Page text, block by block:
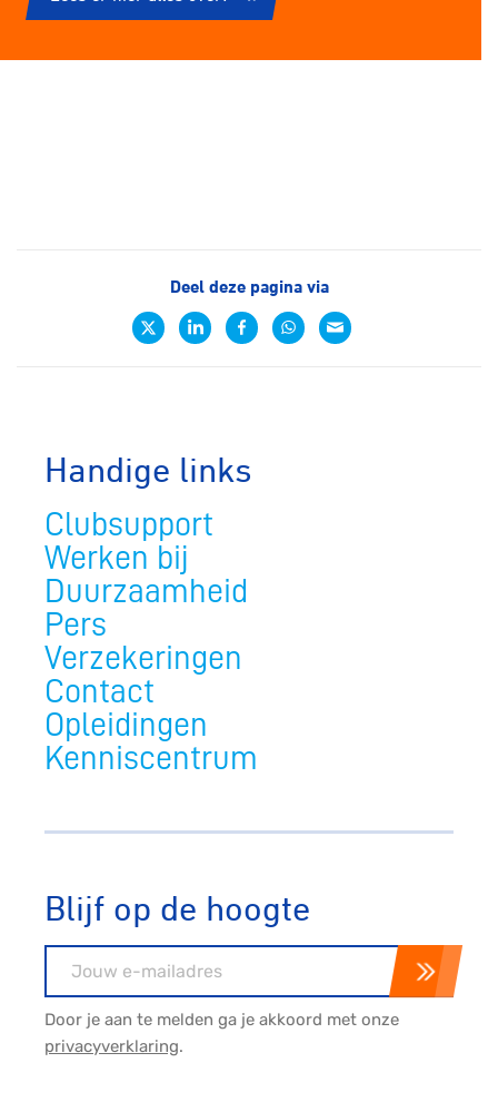
Deel deze pagina via
Handige links
Clubsupport
Werken bij
Duurzaamheid
Pers
Verzekeringen
Contact
Opleidingen
Kenniscentrum
Blijf op de hoogte
Door je aan te melden ga je akkoord met onze
privacyverklaring.